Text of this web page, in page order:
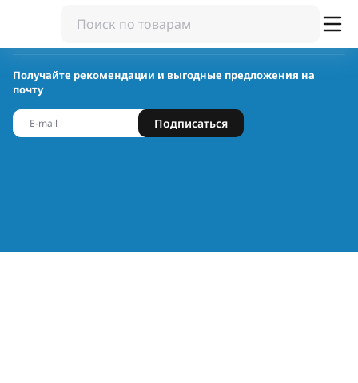
Получайте рекомендации и выгодные предложения на
почту
Подписаться